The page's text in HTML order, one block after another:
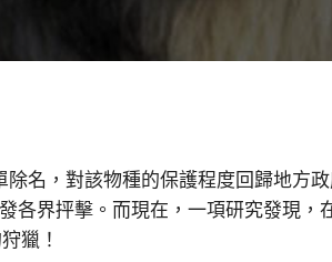
除名，對該物種的保護程度回歸地
各界抨擊。而現在，一項研究發現
獵！